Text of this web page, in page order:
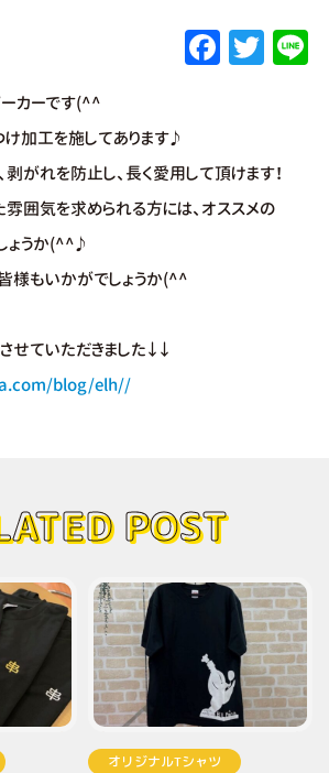
F
e
b
o
T
te
r
カーです(^^
加工を施してあります♪
剥がれを防止し、長く愛用して頂けます！
雰囲気を求められる方には、オススメの
ょうか(^^♪
様もいかがでしょうか(^^
せていただきました↓↓
blog/elh//
POST
オリジナルTシャツ